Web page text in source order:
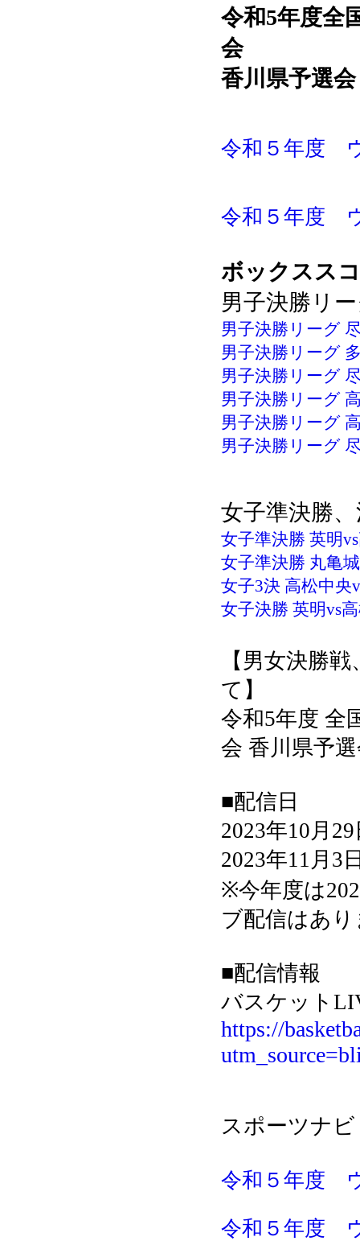
令和5年度全
会
香川県予選会
令和５年度
令和５年度
ボックスス
男子決勝リ
男子決勝リーグ
男子決勝リーグ
男子決勝リーグ
男子決勝リーグ
男子決勝リーグ
男子決勝リーグ
女子準決勝
女子準決勝 英明
女子準決勝 丸亀
女子3決 高松中央
女子決勝 英明vs
【男女決勝
て】
令和5年度 全
会 香川県予
■配信日
2023年10月
2023年11月3
※今年度は
ブ配信はあ
■配信情報
バスケット
https://
スポーツナビ
令和５年度
令和５年度